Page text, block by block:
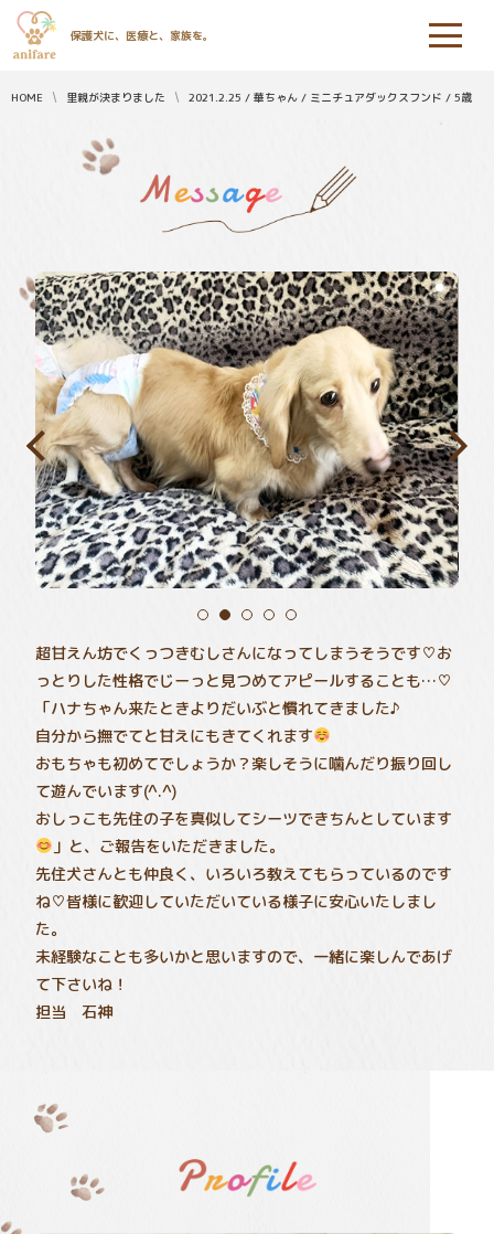
保護犬に、医療と、家族を。
HOME 里親が決まりました 2021.2.25 / 華ちゃん / ミニチュアダックスフンド / 5歳
超甘えん坊でくっつきむしさんになってしまうそうです♡お
っとりした性格でじーっと見つめてアピールすることも…♡
「ハナちゃん来たときよりだいぶと慣れてきました♪
自分から撫でてと甘えにもきてくれます
おもちゃも初めてでしょうか？楽しそうに噛んだり振り回し
て遊んでいます(^.^)
おしっこも先住の子を真似してシーツできちんとしています
」と、ご報告をいただきました。
先住犬さんとも仲良く、いろいろ教えてもらっているのです
ね♡皆様に歓迎していただいている様子に安心いたしまし
た。
未経験なことも多いかと思いますので、一緒に楽しんであげ
て下さいね！
担当 石神